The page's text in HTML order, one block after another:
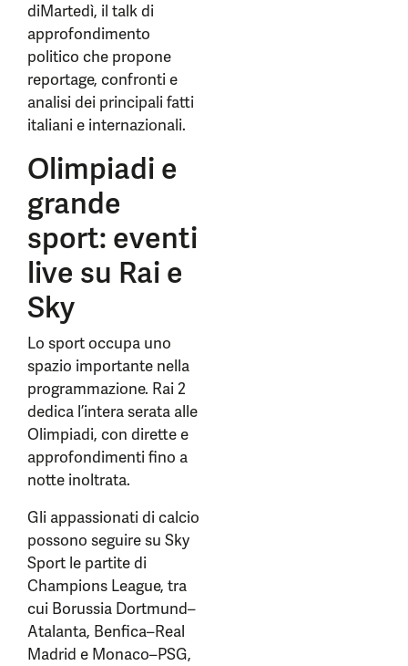
diMartedì, il talk di
approfondimento
politico che propone
reportage, confronti e
analisi dei principali fatti
italiani e internazionali.
Olimpiadi e
grande
sport: eventi
live su Rai e
Sky
Lo sport occupa uno
spazio importante nella
programmazione. Rai 2
dedica l’intera serata alle
Olimpiadi, con dirette e
approfondimenti fino a
notte inoltrata.
Gli appassionati di calcio
possono seguire su Sky
Sport le partite di
Champions League, tra
cui Borussia Dortmund–
Atalanta, Benfica–Real
Madrid e Monaco–PSG,